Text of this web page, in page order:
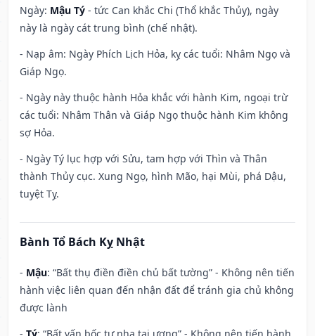
Ngày: Mậu Tý - tức Can khắc Chi (Thổ khắc Thủy), ngày
này là ngày cát trung bình (chế nhật).
- Nạp âm: Ngày Phích Lịch Hỏa, kỵ các tuổi: Nhâm Ngọ và
Giáp Ngọ.
- Ngày này thuộc hành Hỏa khắc với hành Kim, ngoại trừ
các tuổi: Nhâm Thân và Giáp Ngọ thuộc hành Kim không
sợ Hỏa.
- Ngày Tý lục hợp với Sửu, tam hợp với Thìn và Thân
thành Thủy cục. Xung Ngọ, hình Mão, hại Mùi, phá Dậu,
tuyệt Tỵ.
Bành Tổ Bách Kỵ Nhật
- Mậu: “Bất thụ điền điền chủ bất tường” - Không nên tiến
hành việc liên quan đến nhận đất để tránh gia chủ không
được lành